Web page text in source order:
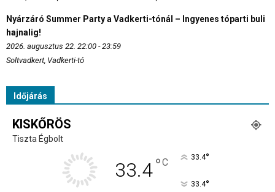
Nyárzáró Summer Party a Vadkerti-tónál – Ingyenes tóparti buli
hajnalig!
2026. augusztus 22. 22:00 - 23:59
Soltvadkert, Vadkerti-tó
Időjárás
KISKŐRÖS
Tiszta Égbolt
33.4°C 33.4°
33.4°